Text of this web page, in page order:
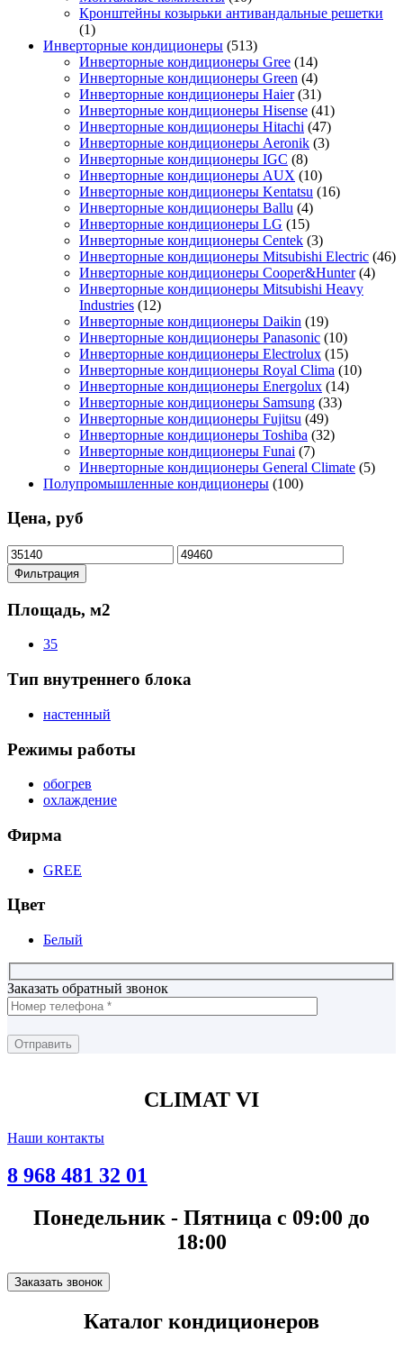
Кронштейны козырьки антивандальные решетки
(1)
Инверторные кондиционеры (513)
Инверторные кондиционеры Gree (14)
Инверторные кондиционеры Green (4)
Инверторные кондиционеры Haier (31)
Инверторные кондиционеры Hisense (41)
Инверторные кондиционеры Hitachi (47)
Инверторные кондиционеры Aeronik (3)
Инверторные кондиционеры IGC (8)
Инверторные кондиционеры AUX (10)
Инверторные кондиционеры Kentatsu (16)
Инверторные кондиционеры Ballu (4)
Инверторные кондиционеры LG (15)
Инверторные кондиционеры Centek (3)
Инверторные кондиционеры Mitsubishi Electric (46)
Инверторные кондиционеры Cooper&Hunter (4)
Инверторные кондиционеры Mitsubishi Heavy
Industries (12)
Инверторные кондиционеры Daikin (19)
Инверторные кондиционеры Panasonic (10)
Инверторные кондиционеры Electrolux (15)
Инверторные кондиционеры Royal Clima (10)
Инверторные кондиционеры Energolux (14)
Инверторные кондиционеры Samsung (33)
Инверторные кондиционеры Fujitsu (49)
Инверторные кондиционеры Toshiba (32)
Инверторные кондиционеры Funai (7)
Инверторные кондиционеры General Climate (5)
Полупромышленные кондиционеры (100)
Цена, руб
Минимальная
цена
Максимальная
цена
Фильтрация
Площадь, м2
35
Тип внутреннего блока
настенный
Режимы работы
обогрев
охлаждение
Фирма
GREE
Цвет
Белый
Заказать обратный звонок
CLIMAT VI
Наши контакты
8 968 481 32 01
Понедельник - Пятница с 09:00 до
18:00
Заказать звонок
Каталог кондиционеров